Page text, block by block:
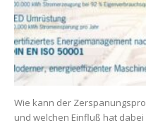
Wie kann der
und welchen Einfluß hat